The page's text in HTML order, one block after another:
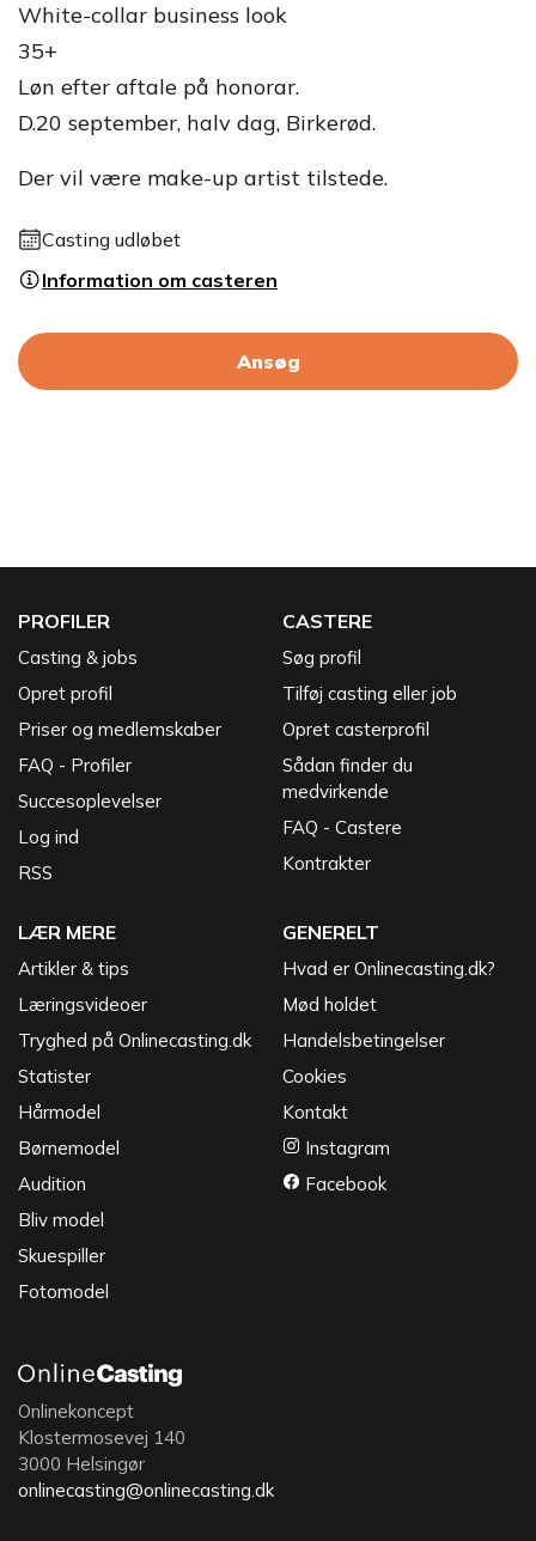
White-collar business look
35+
Løn efter aftale på honorar.
D.20 september, halv dag, Birkerød.
Der vil være make-up artist tilstede.
Casting udløbet
Information om casteren
Ansøg
PROFILER
Casting & jobs
Opret profil
Priser og medlemskaber
FAQ - Profiler
Succesoplevelser
Log ind
RSS
CASTERE
Søg profil
Tilføj casting eller job
Opret casterprofil
Sådan finder du
medvirkende
FAQ - Castere
Kontrakter
LÆR MERE
Artikler & tips
Læringsvideoer
Tryghed på Onlinecasting.dk
Statister
Hårmodel
Børnemodel
Audition
Bliv model
Skuespiller
Fotomodel
GENERELT
Hvad er Onlinecasting.dk?
Mød holdet
Handelsbetingelser
Cookies
Kontakt
Instagram
Facebook
Onlinekoncept
Klostermosevej 140
3000 Helsingør
onlinecasting@onlinecasting.dk